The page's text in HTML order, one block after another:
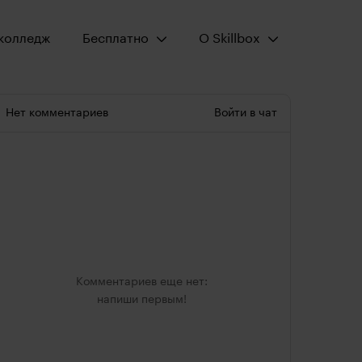
Открыть меню:
Бесплатно Открыть меню:
О Skillbox
Нет комментариев Войти в чат
Комментариев еще нет:
напиши первым!